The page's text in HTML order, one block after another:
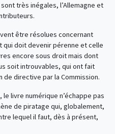
très inégales, l’Allemagne et
être résolues concernant
qui doit devenir pérenne et celle
encore sous droit mais dont
soit introuvables, qui ont fait
de directive par la Commission.
livre numérique n’échappe pas
de piratage qui, globalement,
lequel il faut, dès à présent,